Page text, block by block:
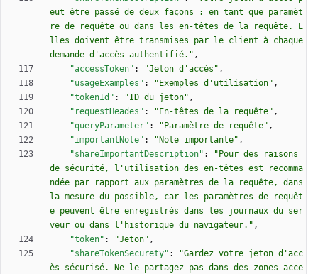
eut être passé de deux façons : en tant que paramèt
re de requête ou dans les en-têtes de la requête. E
lles doivent être transmises par le client à chaque
demande d'accès authentifié." ,
"accessToken" : "Jeton d'accès" ,
"usageExamples" : "Exemples d'utilisation" ,
"tokenId" : "ID du jeton" ,
"requestHeades" : "En-têtes de la requête" ,
"queryParameter" : "Paramètre de requête" ,
"importantNote" : "Note importante" ,
"shareImportantDescription" :
"Pour des raisons
de sécurité, l'utilisation des en-têtes est recomma
ndée par rapport aux paramètres de la requête, dans
la mesure du possible, car les paramètres de requêt
e peuvent être enregistrés dans les journaux du ser
veur ou dans l'historique du navigateur." ,
"token" : "Jeton" ,
"shareTokenSecurety" :
"Gardez votre jeton d'acc
ès sécurisé. Ne le partagez pas dans des zones acce